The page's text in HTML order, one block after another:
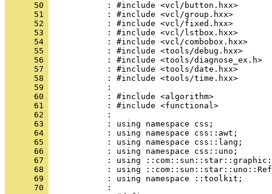
      50
      51
      52
      53
      54
      55
      56
      57
      58
      59
      60
      61
      62
      63
      64
      65
      66
      67
      68
      69
      70